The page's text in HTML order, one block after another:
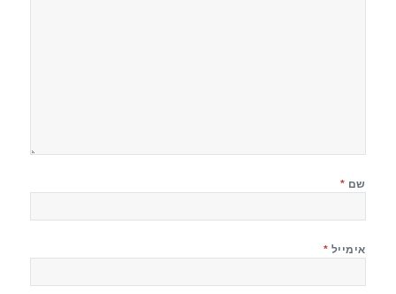
שם *
אימייל *